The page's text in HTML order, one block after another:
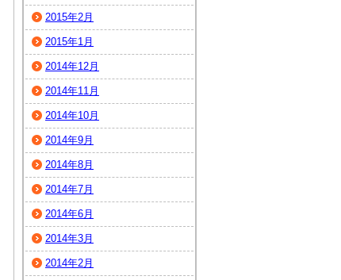
2015年2月
2015年1月
2014年12月
2014年11月
2014年10月
2014年9月
2014年8月
2014年7月
2014年6月
2014年3月
2014年2月